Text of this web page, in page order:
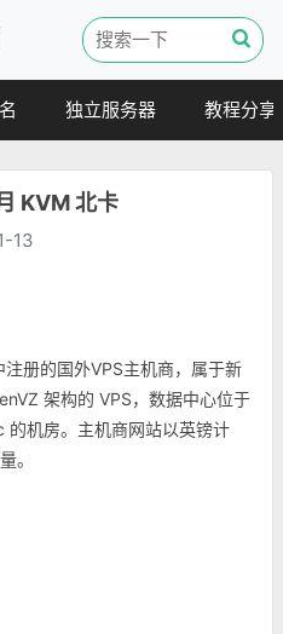
独立服务器 教程分享
KVM 北卡
13
册的国外VPS主机商，属于新
架构的 VPS，数据中心位于
机房。主机商网站以英镑计
。